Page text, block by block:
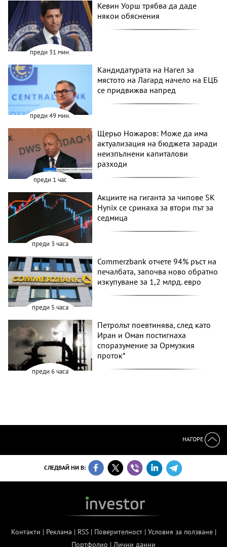
преди 31 мин.
Кевин Уорш трябва да даде
някои обяснения
преди 49 мин.
Кандидатурата на Нагел за
мястото на Лагард начело на ЕЦБ
се придвижва напред
преди 1 час
Щерьо Ножаров: Може да има
актуализация на бюджета заради
неизпълнени капиталови
разходи
преди 3 часа
Акциите на гиганта за чипове SK
Hynix се сринаха за втори път за
седмица
преди 5 часа
Commerzbank отчете 94% ръст на
печалбата, започва ново обратно
изкупуване за 1,2 млрд. евро
преди 6 часа
Петролът поевтинява, след като
Иран и Оман постигнаха
споразумение за Ормузкия
проток*
НАГОРЕ
СЛЕДВАЙ НИ В:
Контакти | Реклама | RSS| Поверителност| Условия за ползване|
Портфолио | Лични данни